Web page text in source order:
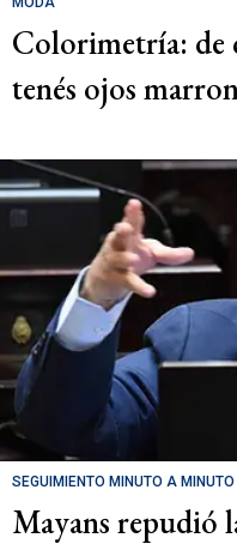
Colorimetría: de
tenés ojos
SEGUIMIENTO MINUTO A MINUTO
Mayans repudió